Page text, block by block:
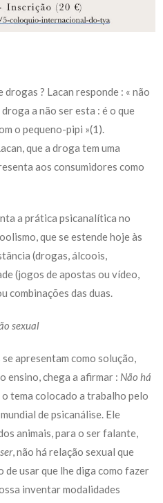
? Lacan responde : « não
a não ser esta : é o que
o pequeno-pipi »(1).
que a droga tem uma
aos consumidores como
a prática psicanalítica no
que se estende hoje às
(drogas, álcoois,
(jogos de apostas ou vídeo,
combinações das duas.
sexual
apresentam como solução,
ensino, chega a afirmar : Não há
o tema colocado a trabalho pelo
de psicanálise. Ele
animais, para o ser falante,
, não há relação sexual que
de usar que lhe diga como fazer
inventar modalidades